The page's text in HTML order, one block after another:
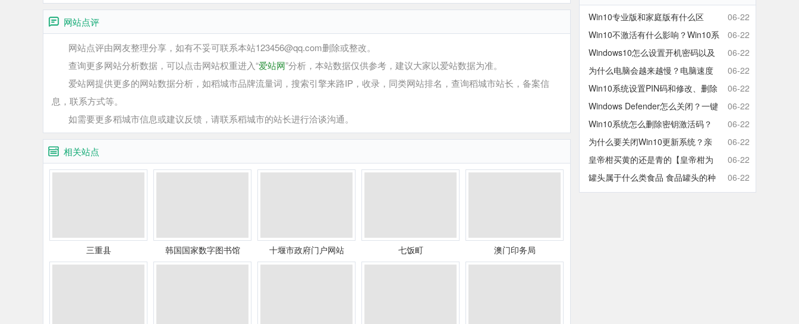
网站点评
网站点评由网友整理分享，如有不妥可联系本站123456@qq.com删除或整改。
查询更多网站分析数据，可以点击网站权重进入“爱站网”分析，本站数据仅供参考，建议大家以爱站数据为准。
爱站网提供更多的网站数据分析，如稻城市品牌流量词，搜索引擎来路IP，收录，同类网站排名，查询稻城市站长，备案信
息，联系方式等。
如需要更多稻城市信息或建议反馈，请联系稻城市的站长进行洽谈沟通。
相关站点
三重县 韩国国家数字图书馆 十堰市政府门户网站 七饭町 澳门印务局
Win10专业版和家庭版有什么区
别？Win10家庭版和专业版区别对
比
06-22
Win10不激活有什么影响？Win10系
统不激活可以使用吗？会卡吗？
06-22
Windows10怎么设置开机密码以及
取消开机密码的方法
06-22
为什么电脑会越来越慢？电脑速度
慢的原因分析及终极解决方法
06-22
Win10系统设置PIN码和修改、删除
取消PIN码的方法
06-22
Windows Defender怎么关闭？一键
彻底关闭Windows Defender方法
06-22
Win10系统怎么删除密钥激活码？
Win10卸载激活密钥的操作方法
06-22
为什么要关闭Win10更新系统？亲
测有效的Win10关闭自动更新方法
06-22
皇帝柑买黄的还是青的【皇帝柑为
什么青的还那么甜】
06-22
罐头属于什么类食品 食品罐头的种
类有哪些
06-22